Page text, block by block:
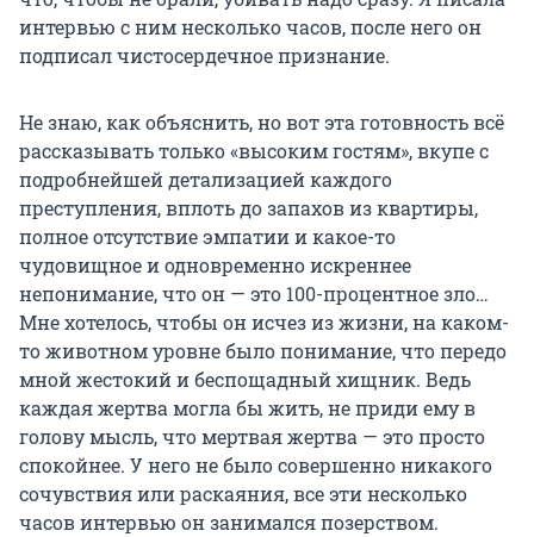
интервью с ним несколько часов, после него он
подписал чистосердечное признание.
Не знаю, как объяснить, но вот эта готовность всё
рассказывать только «высоким гостям», вкупе с
подробнейшей детализацией каждого
преступления, вплоть до запахов из квартиры,
полное отсутствие эмпатии и какое-то
чудовищное и одновременно искреннее
непонимание, что он — это 100-процентное зло…
Мне хотелось, чтобы он исчез из жизни, на каком-
то животном уровне было понимание, что передо
мной жестокий и беспощадный хищник. Ведь
каждая жертва могла бы жить, не приди ему в
голову мысль, что мертвая жертва — это просто
спокойнее. У него не было совершенно никакого
сочувствия или раскаяния, все эти несколько
часов интервью он занимался позерством.